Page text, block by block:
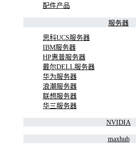
配件产品
服务器
思科UCS服务器
IBM服务器
HP惠普服务器
戴尔DELL服务器
华为服务器
浪潮服务器
联想服务器
华三服务器
NVIDIA
maxhub